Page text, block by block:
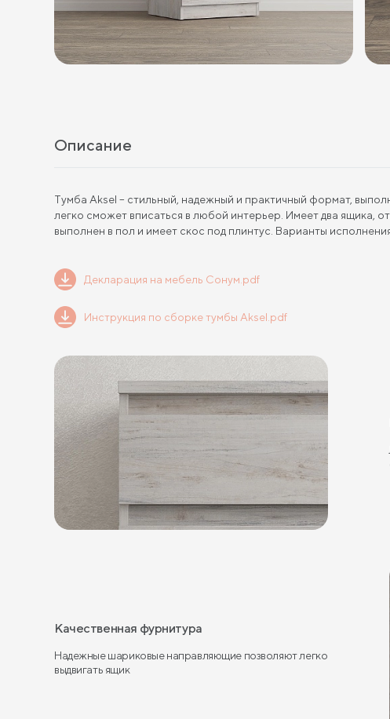
Описание
Тумба Aksel – стильный, надежный и практичный формат,
легко сможет вписаться в любой интерьер. Имеет два ящика,
выполнен в пол и имеет скос под плинтус. Варианты
Декларация на мебель Сонум.pdf
Инструкция по сборке тумбы Aksel.pdf
Качественная фурнитура
Надежные шариковые направляющие позволяют легко
выдвигать ящик